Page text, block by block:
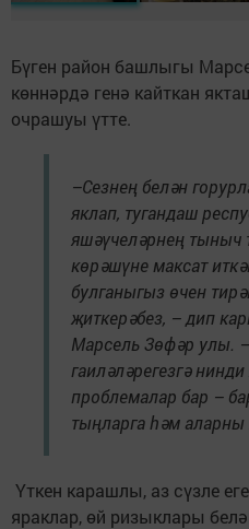
Бүген район башлыгы
көннәрдә генә кайткан
очрашуы үтте.
–Сезнең белән
яклап, тугандаш
яшәүчеләрнең
көрәшүне максат
булганыгыз өчен
җиткерәбез, – дип
Марсель Зөфәр улы.
гаиләләрегезгә
проблемалар бар –
тыңларга һәм аларны
Үткен карашлы, аз сүзле
яраклар, өй ризыклары